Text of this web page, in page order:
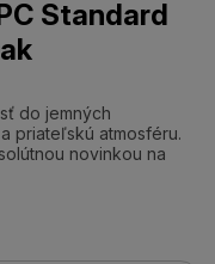
Standard
do jemných
priateľskú atmosféru.
novinkou na